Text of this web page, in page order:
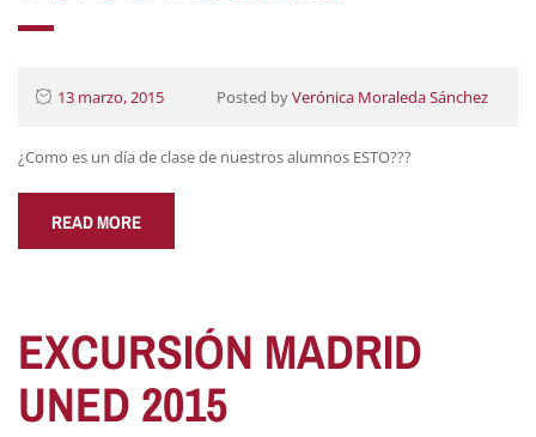
13 marzo, 2015 Posted byVerónica Moraleda Sánchez
¿Como es un día de clase de nuestros alumnos ESTO???
READ MORE
EXCURSIÓN MADRID
UNED 2015